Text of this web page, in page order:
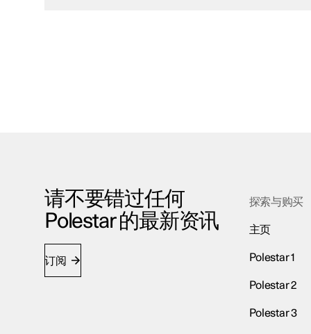
请不要错过任何
Polestar 的最新资讯
订阅
探索与购买
主页
Polestar 1
Polestar 2
Polestar 3